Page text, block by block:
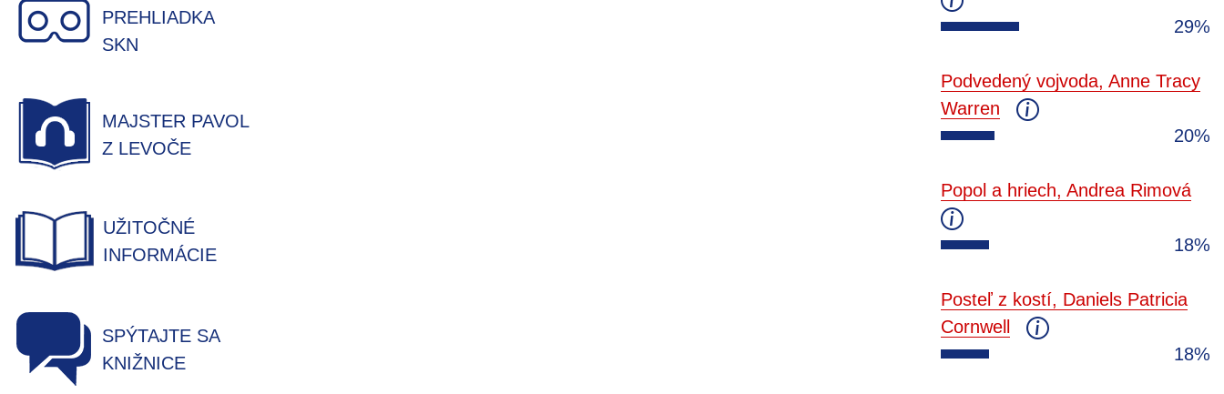
PREHLIADKA
SKN
MAJSTER PAVOL
Z LEVOČE
UŽITOČNÉ
INFORMÁCIE
SPÝTAJTE SA
KNIŽNICE
29%
Podvedený vojvoda, Anne Tracy
Warren
20%
Popol a hriech, Andrea Rimová
18%
Posteľ z kostí, Daniels Patricia
Cornwell
18%